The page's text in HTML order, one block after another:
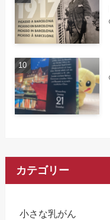
カテゴリー
小さな乳がん